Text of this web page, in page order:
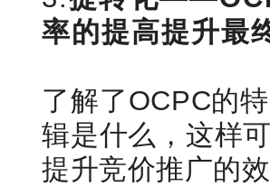
率的提高提升最
了解了OCPC的
辑是什么，这样
提升竞价推广的